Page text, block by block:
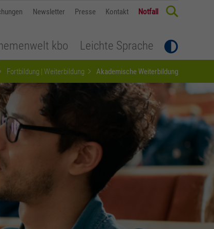
kbo Leichte Sprache
Newsletter Presse Kontakt Notfall
Fortbildung | Weiterbildung Akademische Weiterbildung